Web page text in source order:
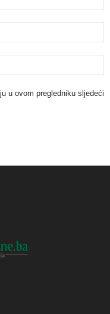
u ovom pregledniku sljedeći